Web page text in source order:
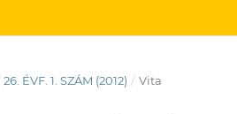
26. ÉVF. 1. SZÁM (2012) / Vita